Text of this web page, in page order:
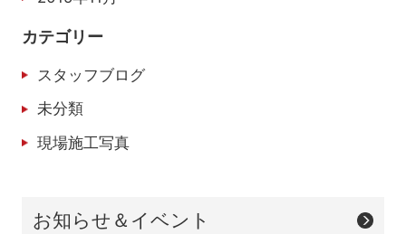
カテゴリー
スタッフブログ
未分類
現場施工写真
お知らせ＆イベント